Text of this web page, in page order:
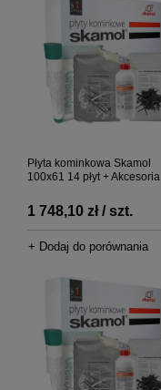
Płyta kominkowa Skamol
100x61 14 płyt + Akcesoria
1 748,10 zł / szt.
+ Dodaj do porównania